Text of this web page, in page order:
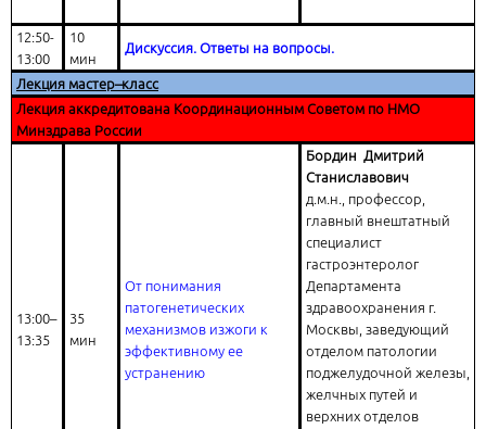
12:50-
13:00
10
мин
Дискуссия. Ответы на вопросы.
Лекция мастер–класс
Лекция аккредитована Координационным Советом по НМО
Минздрава России
13:00–
13:35
35
мин
От понимания
патогенетических
механизмов изжоги к
эффективному ее
устранению
Бордин Дмитрий
Станиславович
д.м.н., профессор,
главный внештатный
специалист
гастроэнтеролог
Департамента
здравоохранения г.
Москвы, заведующий
отделом патологии
поджелудочной железы,
желчных путей и
верхних отделов